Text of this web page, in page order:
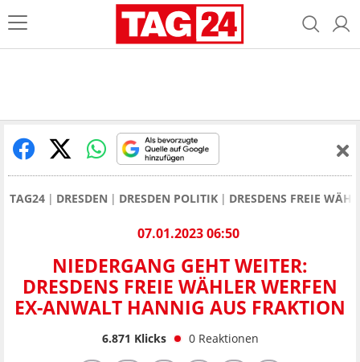
TAG24 DRESDEN DRESDEN POLITIK DRESDENS FREIE
07.01.2023 06:50
NIEDERGANG GEHT WEITER:
DRESDENS FREIE WÄHLER WERFEN
EX-ANWALT HANNIG AUS FRAKTION
6.871 Klicks 0 Reaktionen